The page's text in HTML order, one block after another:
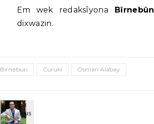
Em wek redaksîyona Bîrnebûn
dixwazin.
Birnebun Curuki Osman Alabay